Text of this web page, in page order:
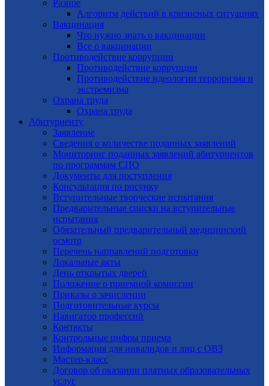
Разное
Алгоритм действий в кризисных ситуациях
Вакцинация
Что нужно знать о вакцинации
Все о вакцинации
Противодействие коррупции
Противодействие коррупции
Противодействие идеологии терроризма и
экстремизма
Охрана труда
Охрана труда
Абитуриенту
Заявление
Cведения о количестве поданных заявлений
Мониторинг поданных заявлений абитуриентов
по программам СПО
Документы для поступления
Консультация по рисунку
Вступительные творческие испытания
Предварительные списки на вступительные
испытания
Обязательный предварительный медицинский
осмотр
Перечень направлений подготовки
Локальные акты
День открытых дверей
Положение о приемной комиссии
Приказы о зачислении
Подготовительные курсы
Навигатор профессий
Контакты
Контрольные цифры приема
Информация для инвалидов и лиц с ОВЗ
Мастер-класс
Договор об оказании платных образовательных
услуг